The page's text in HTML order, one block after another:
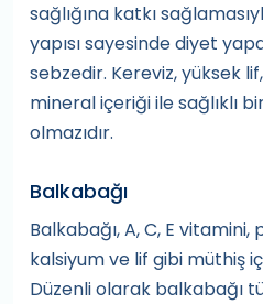
sağlığına katkı
yapısı sayesinde diyet
sebzedir. Kereviz, yüksek
mineral içeriği ile sağlıklı
olmazıdır.
Balkabağı
Balkabağı, A, C, E
kalsiyum ve lif gibi müthiş
Düzenli olarak balkabağı